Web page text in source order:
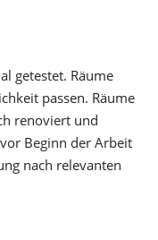
getestet. Räume
passen. Räume
renoviert und
Beginn der Arbeit
nach relevanten